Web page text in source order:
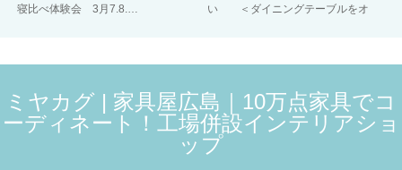
寝比べ体験会 3月7.8.…
い ＜ダイニングテーブルをオ
ミヤカグ | 家具屋広島｜10万点家具でコ
ーディネート！工場併設インテリアショ
ップ